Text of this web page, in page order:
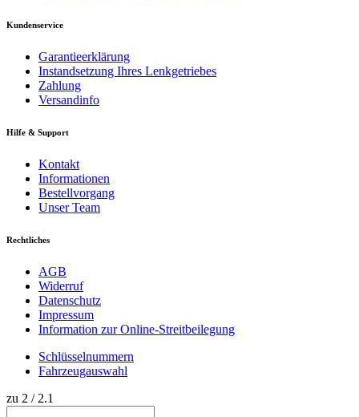
Kundenservice
Garantieerklärung
Instandsetzung Ihres Lenkgetriebes
Zahlung
Versandinfo
Hilfe & Support
Kontakt
Informationen
Bestellvorgang
Unser Team
Rechtliches
AGB
Widerruf
Datenschutz
Impressum
Information zur Online-Streitbeilegung
Schlüsselnummern
Fahrzeugauswahl
zu 2 / 2.1